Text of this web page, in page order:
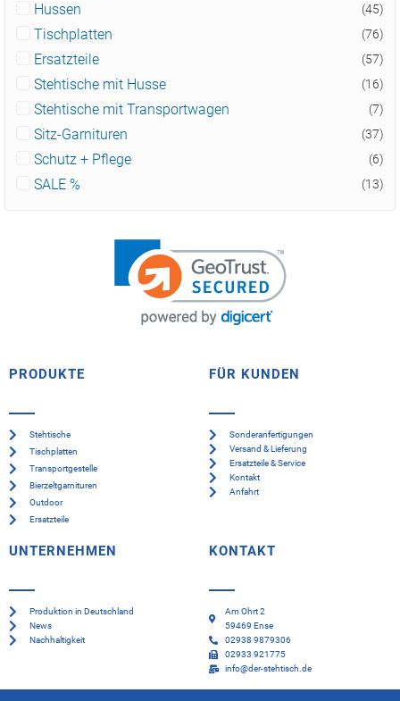
Hussen (45)
Tischplatten (76)
Ersatzteile (57)
Stehtische mit Husse (16)
Stehtische mit Transportwagen (7)
Sitz-Garnituren (37)
Schutz + Pflege (6)
SALE % (13)
PRODUKTE
Stehtische
Tischplatten
Transportgestelle
Bierzeltgarnituren
Outdoor
Ersatzteile
FÜR KUNDEN
Sonderanfertigungen
Versand & Lieferung
Ersatzteile & Service
Kontakt
Anfahrt
UNTERNEHMEN
Produktion in Deutschland
News
Nachhaltigkeit
KONTAKT
Am Ohrt 2
59469 Ense
02938 9879306
02933 921775
info@der-stehtisch.de